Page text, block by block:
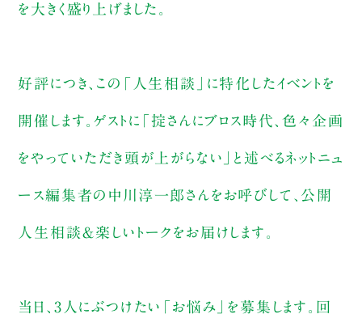
を大きく盛り上げました。
好評につき、この「人生相談」に特化したイベントを
開催します。ゲストに「掟さんにブロス時代、色々企画
をやっていただき頭が上がらない」と述べるネットニュ
ース編集者の中川淳一郎さんをお呼びして、公開
人生相談＆楽しいトークをお届けします。
当日、3人にぶつけたい「お悩み」を募集します。回